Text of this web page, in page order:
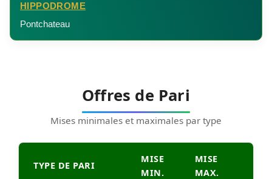
HIPPODROME
Pontchateau
Offres de Pari
Mises minimales et maximales par type
TYPE DE PARI
MISE
MIN.
MISE
MAX.